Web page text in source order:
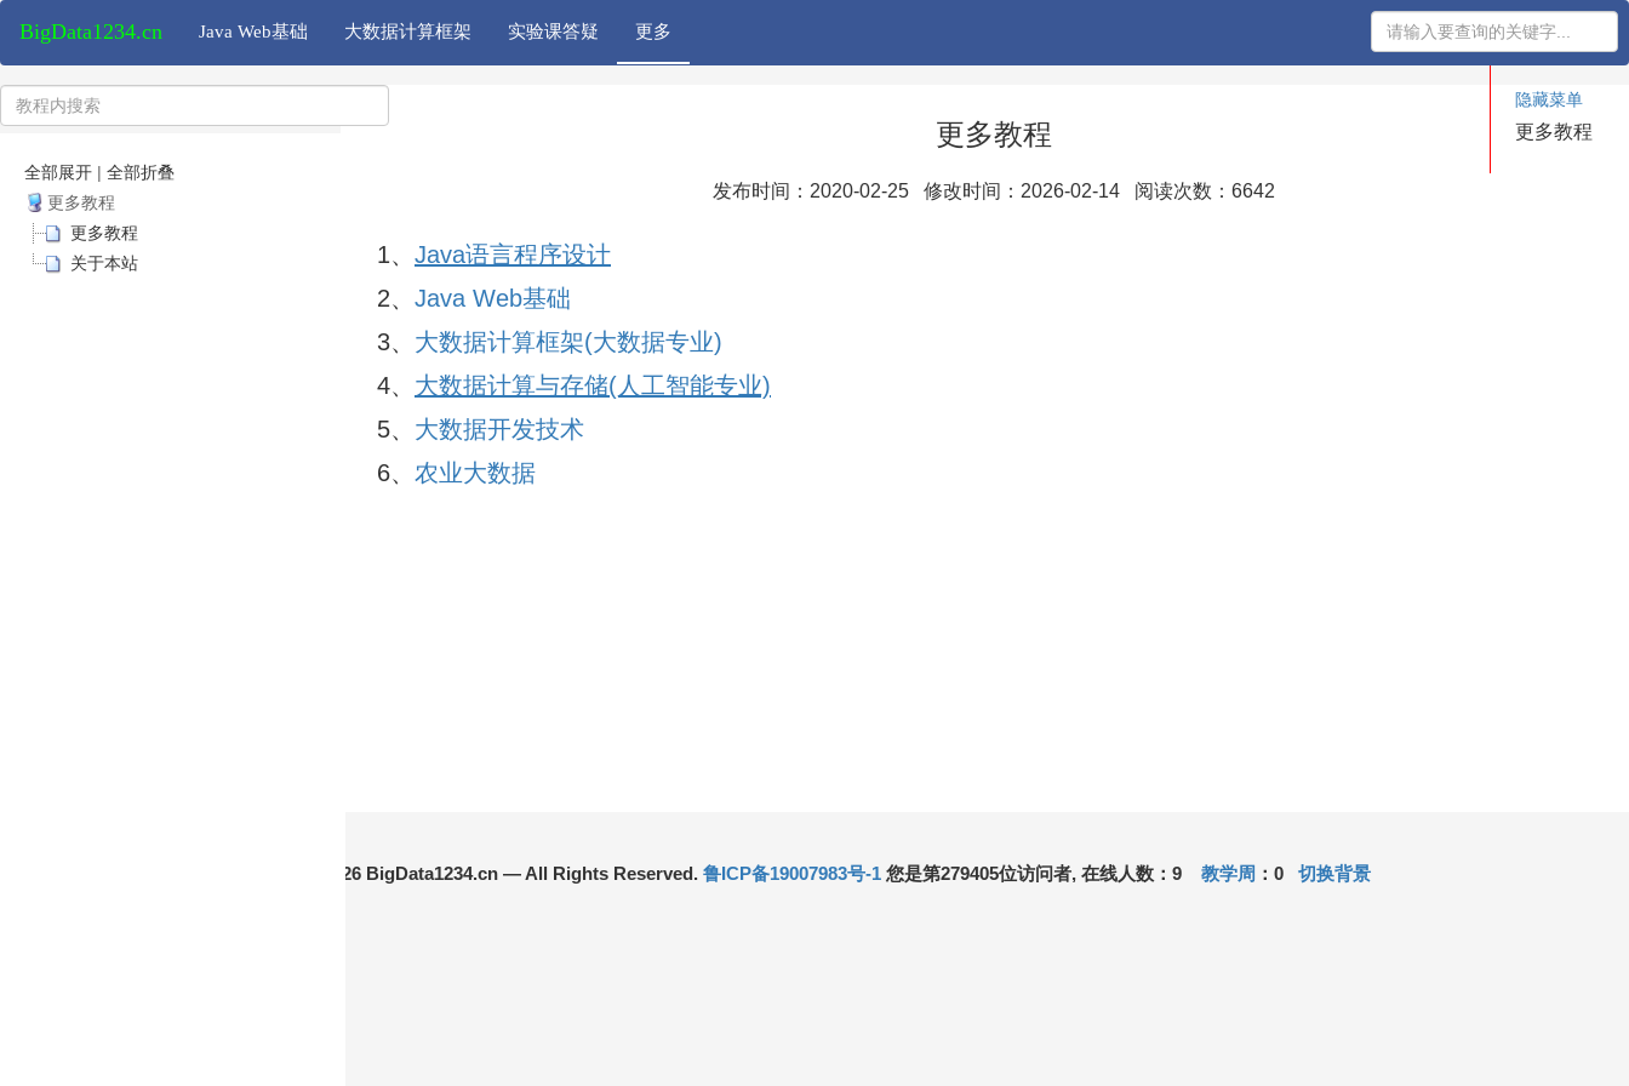
BigData1234.cn Java Web基础 大数据计算框架 实验课答疑 更多
全部展开 | 全部折叠
更多教程
更多教程
关于本站
更多教程
发布时间：2020-02-25 修改时间：2026-02-14 阅读次数：6642
1、 Java语言程序设计
2、 Java Web基础
3、 大数据计算框架(大数据专业)
4、 大数据计算与存储(人工智能专业)
5、 大数据开发技术
6、 农业大数据
隐藏菜单
更多教程
© 2024-2026 BigData1234.cn — All Rights Reserved. 鲁ICP备19007983号-1您是第279405位访问者, 在线人数：9 教学周 ：0 切换背景